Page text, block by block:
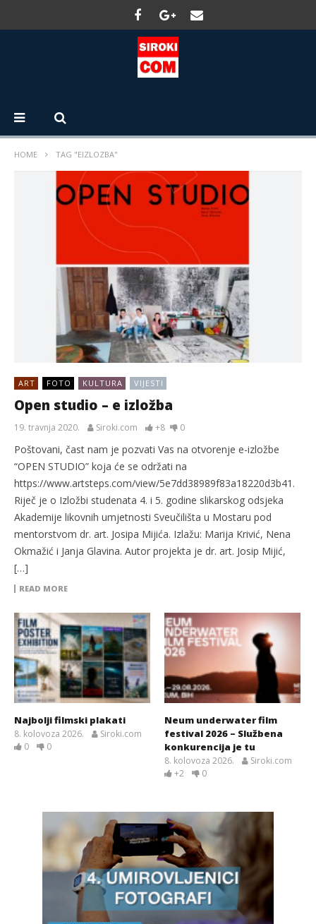
HOME TAG "EIZLOZBA"
ART FOTO KULTURA VIJESTI
Open studio – e izložba
19. travnja 2020. Siroki.com +8 0
Poštovani, čast nam je pozvati Vas na otvorenje e-izložbe
“OPEN STUDIO” koja će se održati na
https://www.artsteps.com/view/5e7dd38989f83a18220d3b41.
Riječ je o Izložbi studenata 4. i 5. godine slikarskog odsjeka
Akademije likovnih umjetnosti Sveučilišta u Mostaru pod
mentorstvom dr. art. Josipa Mijića. Izlažu: Marija Krivić, Nena
Okmažić i Janja Glavina. Autor projekta je dr. art. Josip Mijić,
[…]
READ MORE
Najbolji filmski plakati
8. kolovoza 2026.
Siroki.com
0
0
Neum underwater film
festival 2026 – Službena
konkurencija je tu
8. kolovoza 2026.
Siroki.com
+2
0